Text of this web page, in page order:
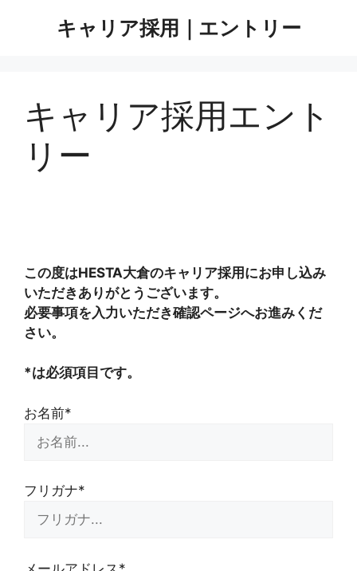
キャリア採用｜エントリー
キャリア採用エント
リー
この度はHESTA大倉のキャリア採用にお申し込み
いただきありがとうございます。
必要事項を入力いただき確認ページへお進みくだ
さい。
*は必須項目です。
お名前*
フリガナ*